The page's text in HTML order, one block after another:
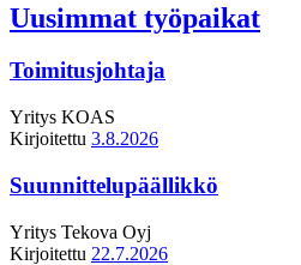
Uusimmat työpaikat
Toimitusjohtaja
Yritys KOAS
Kirjoitettu 3.8.2026
Suunnittelupäällikkö
Yritys Tekova Oyj
Kirjoitettu 22.7.2026